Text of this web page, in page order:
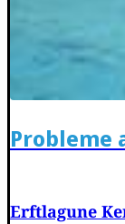
Probleme
Erftlagune